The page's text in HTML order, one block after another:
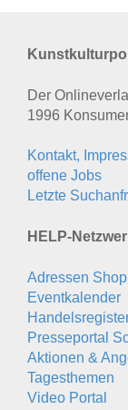
Der
1996
Kontakt,
offene Jobs
Letzte
HELP-
Adressen Shop
Eventkalender
Presseportal
Aktionen &
Tagesthemen
Video Portal